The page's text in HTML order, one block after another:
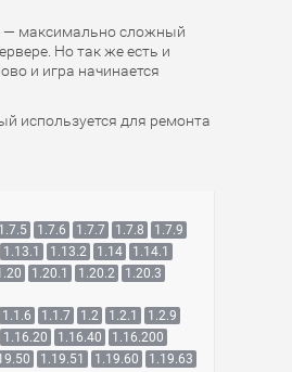
— максимально сложный
Но так же есть и
и игра начинается
используется для ремонта
1.7.5 1.7.6 1.7.7 1.7.8
1.7.9
1.13.1 1.13.2 1.14
1.14.1
1.20.1 1.20.2
1.20.3
1.1.6 1.1.7 1.2 1.2.1
1.2.9
1.16.20 1.16.40
1.16.200
1.19.51 1.19.60
1.19.63